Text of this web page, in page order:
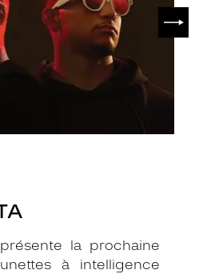
la prochaine
à intelligence